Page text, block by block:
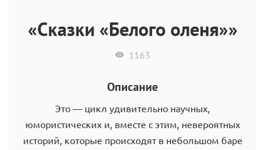
«Сказки «Белого оленя»»
1163
Описание
Это — цикл удивительно научных,
юмористических и, вместе с этим, невероятных
историй, которые происходят в небольшом баре